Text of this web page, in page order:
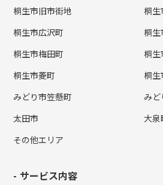
桐生市旧市街地
桐
桐生市広沢町
桐
桐生市梅田町
桐
桐生市菱町
桐
みどり市笠懸町
み
太田市
大泉
その他エリア
サービス内容